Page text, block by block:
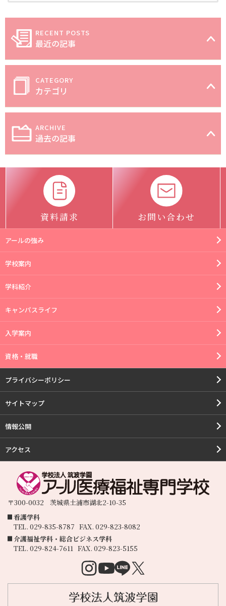
最近の記事
カテゴリ
過去の記事
資料請求 お問い合わせ
アールの強み
学校案内
学科紹介
キャンパスライフ
入学案内
資格・就職
プライバシーポリシー
サイトマップ
情報公開
アクセス
〒300-0032 茨城県土浦市湖北2-10-35
看護学科
TEL. 029-835-8787 FAX.029-823-8082
介護福祉学科・総合ビジネス学科
TEL. 029-824-7611 FAX.029-823-5155